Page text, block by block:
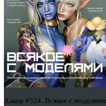
Хакер #324. Всякое с моделями